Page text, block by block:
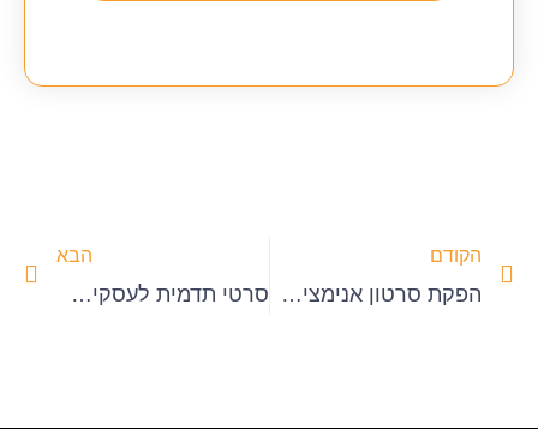
הקודם
הפקת סרטון אנימציה – תכנית תגמולים
הבא
סרטי תדמית לעסקים – הקפסולות של ג'וס פלאס